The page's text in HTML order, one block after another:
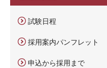
試験日程
採用案内パンフレット
申込から採用まで